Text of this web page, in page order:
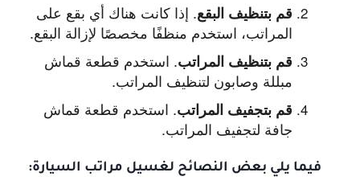
قم بتنظيف البقع. إذا كانت هناك أي بقع على
المراتب، استخدم منظفًا مخصصًا لإزالة البقع.
قم بتنظيف المراتب. استخدم قطعة قماش
مبللة وصابون لتنظيف المراتب.
قم بتجفيف المراتب. استخدم قطعة قماش
جافة لتجفيف المراتب.
فيما يلي بعض النصائح لغسيل مراتب السيارة: